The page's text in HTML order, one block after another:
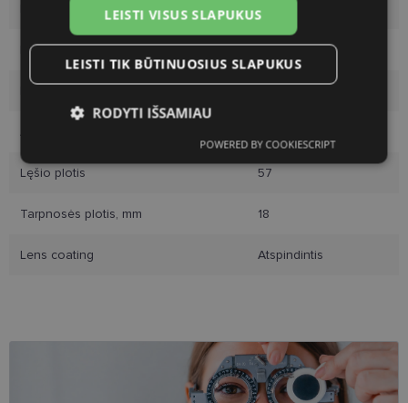
L
Rėmo spalva matt blue
Auditorija
Lęšio plotis 57
Tarpnosės plotis, mm 18
Lens coating Atspindintis
LEISTI VISUS SLAPUKUS
LEISTI TIK BŪTINUOSIUS SLAPUKUS
RODYTI IŠSAMIAU
slapukai
Statistikos
slapukai
Rinkodaros
slapukai
Statistikos slapukai
Rinkodaros slapukai
Funkciniai slapukai
POWERED BY COOKIESCRIPT